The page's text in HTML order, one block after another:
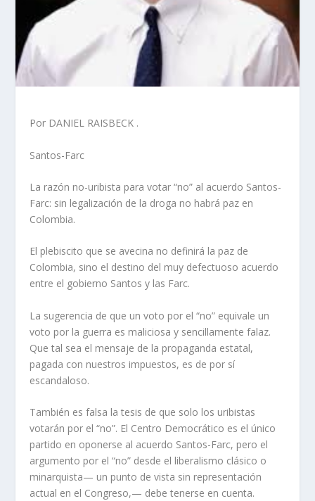
Por DANIEL RAISBECK .
Santos-Farc
La razón no-uribista para votar “no” al acuerdo Santos-
Farc: sin legalización de la droga no habrá paz en
Colombia.
El plebiscito que se avecina no definirá la paz de
Colombia, sino el destino del muy defectuoso acuerdo
entre el gobierno Santos y las Farc.
La sugerencia de que un voto por el “no” equivale un
voto por la guerra es maliciosa y sencillamente falaz.
Que tal sea el mensaje de la propaganda estatal,
pagada con nuestros impuestos, es de por sí
escandaloso.
También es falsa la tesis de que solo los uribistas
votarán por el “no”. El Centro Democrático es el único
partido en oponerse al acuerdo Santos-Farc, pero el
argumento por el “no” desde el liberalismo clásico o
minarquista— un punto de vista sin representación
actual en el Congreso,— debe tenerse en cuenta.